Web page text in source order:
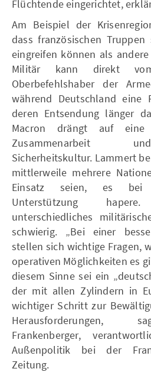
Flüchtende eingerichtet,
Am Beispiel der
dass französischen
eingreifen können als
Militär kann direkt
Oberbefehlshaber der
während Deutschland eine
deren Entsendung länger
Macron drängt auf eine
Zusammenarbeit
Sicherheitskultur. Lammert
mittlerweile mehrere
Einsatz seien, es bei
Unterstützung
unterschiedliches
schwierig. „Bei einer
stellen sich wichtige Fragen,
operativen Möglichkeiten es
diesem Sinne sei ein
der mit allen Zylindern in
wichtiger Schritt zur
Herausforderungen,
Frankenberger,
Außenpolitik bei der
Zeitung.